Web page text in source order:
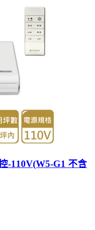
-110V(W5-G1 不含